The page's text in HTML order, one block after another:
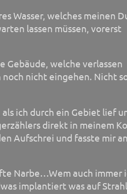
Wasser, welches meinen
lassen müssen, vorerst
Gebäude, welche verlassen
nicht eingehen. Nicht
ich durch ein Gebiet lief
direkt in meinem
Aufschrei und fasste mir
Narbe…Wem auch immer
implantiert was auf